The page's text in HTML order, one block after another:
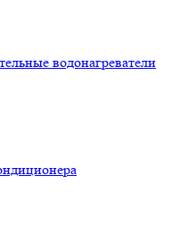
водонагреватели